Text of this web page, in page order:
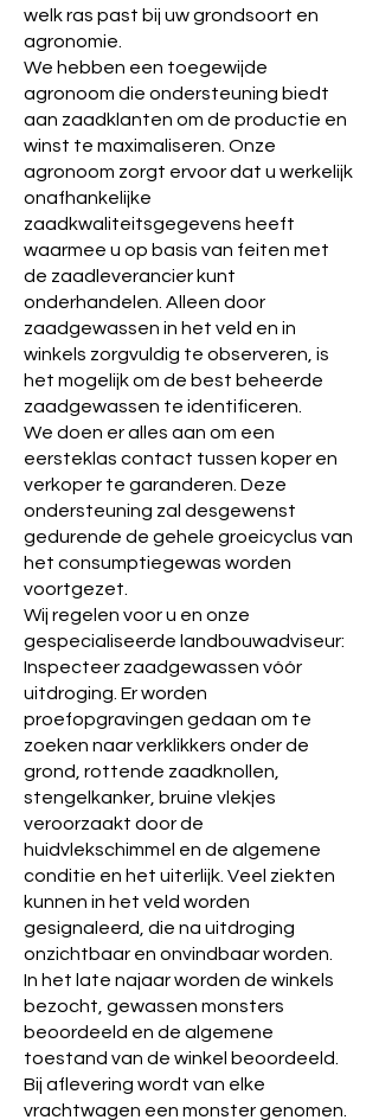
welk ras past bij uw grondsoort en
agronomie.
We hebben een toegewijde
agronoom die ondersteuning biedt
aan zaadklanten om de productie en
winst te maximaliseren. Onze
agronoom zorgt ervoor dat u werkelijk
onafhankelijke
zaadkwaliteitsgegevens heeft
waarmee u op basis van feiten met
de zaadleverancier kunt
onderhandelen. Alleen door
zaadgewassen in het veld en in
winkels zorgvuldig te observeren, is
het mogelijk om de best beheerde
zaadgewassen te identificeren.
We doen er alles aan om een
eersteklas contact tussen koper en
verkoper te garanderen. Deze
ondersteuning zal desgewenst
gedurende de gehele groeicyclus van
het consumptiegewas worden
voortgezet.
Wij regelen voor u en onze
gespecialiseerde landbouwadviseur:
Inspecteer zaadgewassen vóór
uitdroging. Er worden
proefopgravingen gedaan om te
zoeken naar verklikkers onder de
grond, rottende zaadknollen,
stengelkanker, bruine vlekjes
veroorzaakt door de
huidvlekschimmel en de algemene
conditie en het uiterlijk. Veel ziekten
kunnen in het veld worden
gesignaleerd, die na uitdroging
onzichtbaar en onvindbaar worden.
In het late najaar worden de winkels
bezocht, gewassen monsters
beoordeeld en de algemene
toestand van de winkel beoordeeld.
Bij aflevering wordt van elke
vrachtwagen een monster genomen.